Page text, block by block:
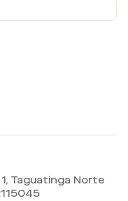
Taguatinga Norte